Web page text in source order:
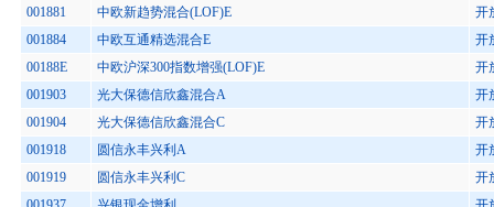
001881
中欧新趋势混合(LOF)E
开
001884
中欧互通精选混合E
开
00188E
中欧沪深300指数增强(LOF)E
开
001903
光大保德信欣鑫混合A
开
001904
光大保德信欣鑫混合C
开
001918
圆信永丰兴利A
开
001919
圆信永丰兴利C
开